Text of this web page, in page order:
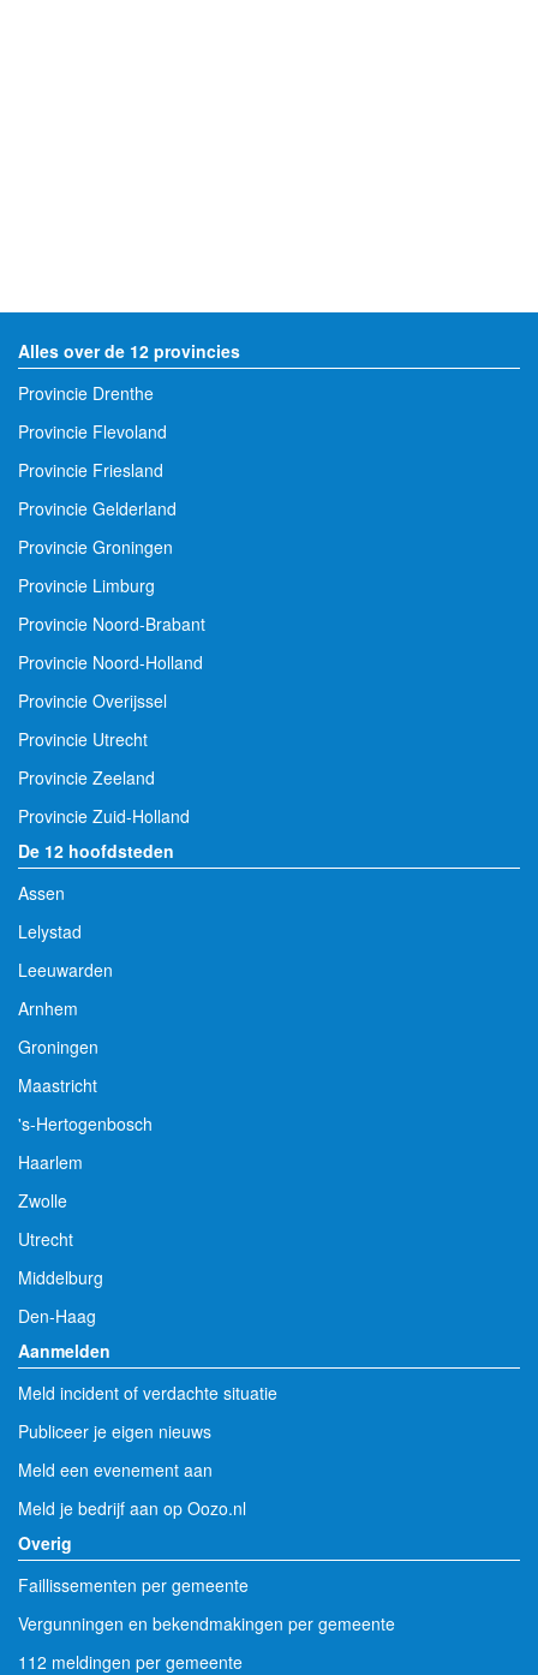
Alles over de 12 provincies
Provincie Drenthe
Provincie Flevoland
Provincie Friesland
Provincie Gelderland
Provincie Groningen
Provincie Limburg
Provincie Noord-Brabant
Provincie Noord-Holland
Provincie Overijssel
Provincie Utrecht
Provincie Zeeland
Provincie Zuid-Holland
De 12 hoofdsteden
Assen
Lelystad
Leeuwarden
Arnhem
Groningen
Maastricht
's-Hertogenbosch
Haarlem
Zwolle
Utrecht
Middelburg
Den-Haag
Aanmelden
Meld incident of verdachte situatie
Publiceer je eigen nieuws
Meld een evenement aan
Meld je bedrijf aan op Oozo.nl
Overig
Faillissementen per gemeente
Vergunningen en bekendmakingen per gemeente
112 meldingen per gemeente